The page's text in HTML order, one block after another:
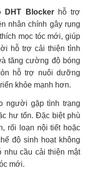
DHT Blocker hỗ trợ
nhân chính gây rụng
mọc tóc mới, giúp
hỗ trợ cải thiện tình
tăng cường độ bóng
hỗ trợ nuôi dưỡng
khỏe mạnh hơn.
người gặp tình trạng
hư tổn. Đặc biệt phù
rối loạn nội tiết hoặc
độ sinh hoạt không
cầu cải thiện mật
mới.